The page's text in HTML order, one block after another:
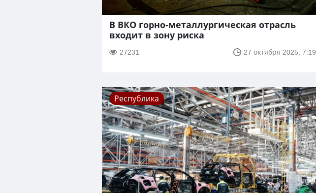
В ВКО горно-металлургическая отрасль
входит в зону риска
27231 27 октября 2025, 7:19
Республика